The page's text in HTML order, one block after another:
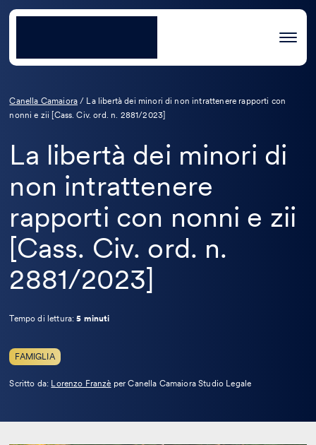
Canella Camaiora / La libertà dei minori di non intrattenere rapporti con
nonni e zii [Cass. Civ. ord. n. 2881/2023]
La libertà dei minori di
non intrattenere
rapporti con nonni e zii
[Cass. Civ. ord. n.
2881/2023]
Tempo di lettura:5 minuti
FAMIGLIA
Scritto da: Lorenzo FranzèLeggi
per Canella Camaiora Studio Legale